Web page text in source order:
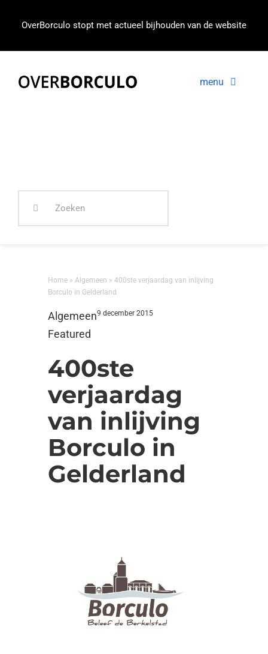
OverBorculo stopt met actueel bijhouden van de website
menu
Home »Algemeen »400ste verjaardag van inlijving
Borculo in Gelderland
Algemeen
Featured
9 december 2015
400ste
verjaardag
van inlijving
Borculo in
Gelderland